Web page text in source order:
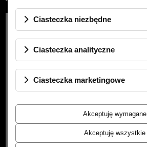
Ciasteczka niezbędne
Ciasteczka analityczne
Ciasteczka marketingowe
Akceptuję wymagane
Akceptuję wszystkie